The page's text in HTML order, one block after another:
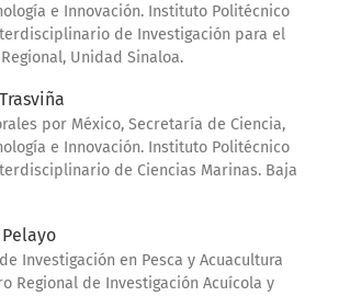
e Innovación. Instituto Politécnico
de Investigación para el
Unidad Sinaloa.
por México, Secretaría de Ciencia,
e Innovación. Instituto Politécnico
de Ciencias Marinas. Baja
Investigación en Pesca y Acuacultura
Regional de Investigación Acuícola y